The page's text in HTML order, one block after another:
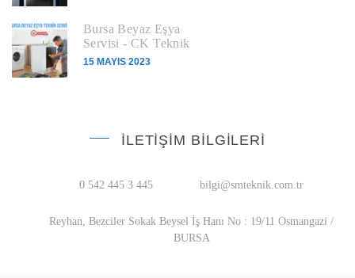
Bursa Beyaz Eşya
Servisi - CK Teknik
15 MAYIS 2023
İLETIŞIM BILGILERI
0 542 445 3 445 bilgi@smteknik.com.tr
Reyhan, Bezciler Sokak Beysel İş Hanı No : 19/11 Osmangazi /
BURSA